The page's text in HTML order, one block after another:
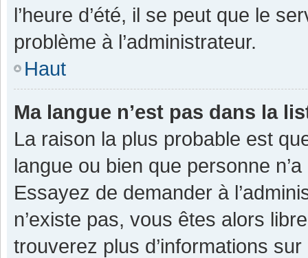
l’heure d’été, il se peut que le
problème à l’administrateur.
Haut
Ma langue n’est pas dans la
La raison la plus probable est
langue ou bien que personne
Essayez de demander à
n’existe pas, vous êtes alors
trouverez plus d’informations